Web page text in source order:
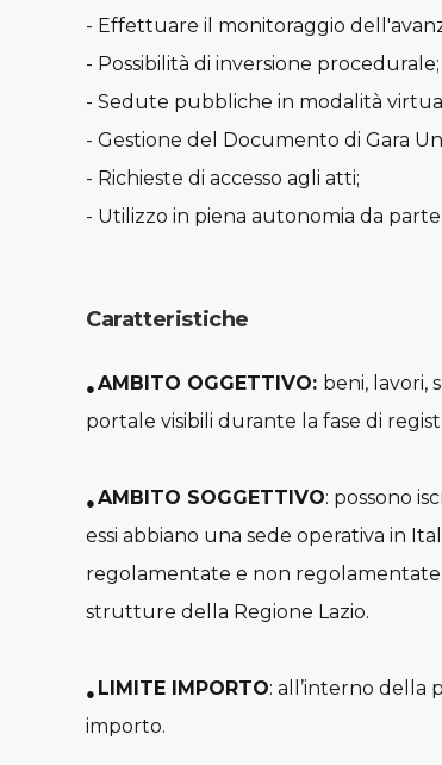
- Effettuare il monitoraggio
- Possibilità di inversione procedurale;
- Sedute pubbliche in modalità
- Gestione del Documento di Gara
- Richieste di accesso agli atti;
- Utilizzo in piena autonomia da
Caratteristiche
●AMBITO OGGETTIVO: beni, lavori,
portale visibili durante la fase di
●AMBITO SOGGETTIVO: possono
essi abbiano una sede operativa in
regolamentate e non
strutture della Regione Lazio.
● LIMITE IMPORTO: all’interno della
importo.